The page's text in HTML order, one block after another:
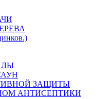
ЗАЩИТЫ
АНТИСЕПТИКИ